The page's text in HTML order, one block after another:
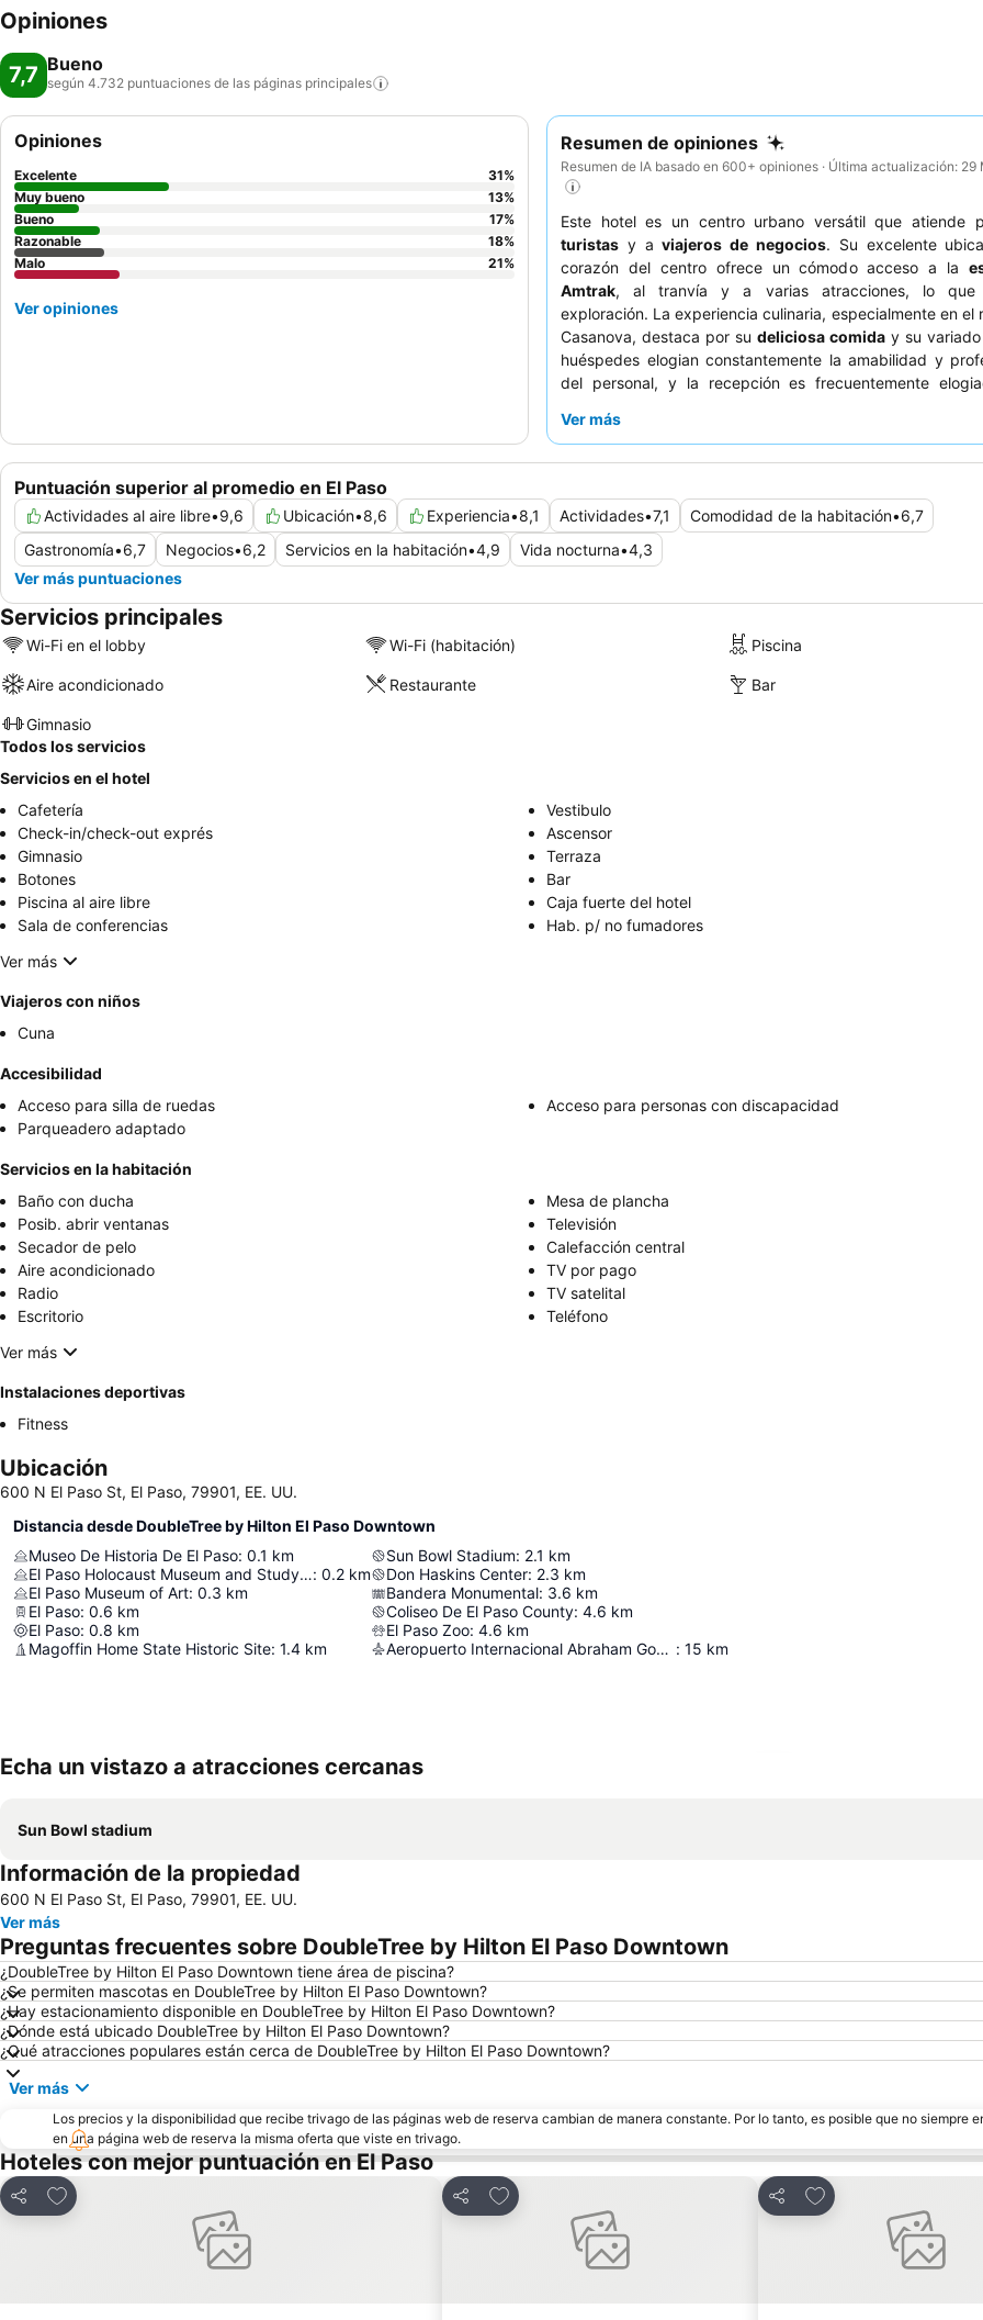
Opiniones
7,7 Bueno
según 4.732 puntuaciones de las páginas principales
Resumen de opiniones
Resumen de IA basado en 600+ opiniones · Última actualización: 29
Este hotel es un centro urbano versátil que atiende
turistas y aviajeros de negocios. Su excelente
corazón del centro ofrece un cómodo acceso a la
Amtrak, al tranvía y a varias atracciones, lo que
exploración. La experiencia culinaria, especialmente en el
Casanova, destaca por su deliciosa comida y su
huéspedes elogian constantemente la amabilidad y
del personal, y la recepción es frecuentemente
óptimas, se recomienda solicitar una habitación en un
Ver más
Puntuación superior al promedio en El Paso
Actividades al aire libre•9,6 Ubicación•8,6 Experiencia•8,1 Actividades•7,1 Comodidad de la habitación•6,7
Gastronomía•6,7 Negocios•6,2 Servicios en la habitación•4,9 Vida nocturna•4,3
Ver más puntuaciones
Opiniones
Excelente 31%
Muy bueno
13%
Bueno
17%
Razonable
18%
Malo
21%
Ver opiniones
Servicios principales
Wi-Fi en el lobby Wi-Fi (habitación) Piscina
Aire acondicionado Restaurante Bar
Gimnasio
Todos los servicios
Servicios en el hotel
Cafetería
Vestibulo
Check-in/check-out exprés
Ascensor
Gimnasio
Terraza
Botones
Bar
Piscina al aire libre
Caja fuerte del hotel
Sala de conferencias
Hab. p/ no fumadores
Ver más
Viajeros con niños
Cuna
Accesibilidad
Acceso para silla de ruedas
Acceso para personas con discapacidad
Parqueadero adaptado
Servicios en la habitación
Baño con ducha
Mesa de plancha
Posib. abrir ventanas
Televisión
Secador de pelo
Calefacción central
Aire acondicionado
TV por pago
Radio
TV satelital
Escritorio
Teléfono
Ver más
Instalaciones deportivas
Fitness
Ubicación
600 N El Paso St, El Paso, 79901, EE. UU.
Distancia desde DoubleTree by Hilton El Paso Downtown
Museo De Historia De El Paso: 0.1 km
El Paso Holocaust Museum and Study Center: 0.2 km
El Paso Museum of Art: 0.3 km
El Paso: 0.6 km
El Paso: 0.8 km
Magoffin Home State Historic Site: 1.4 km
Sun Bowl Stadium: 2.1 km
Don Haskins Center: 2.3 km
Bandera Monumental: 3.6 km
Coliseo De El Paso County: 4.6 km
El Paso Zoo: 4.6 km
Aeropuerto Internacional Abraham González : 15 km
Echa un vistazo a atracciones cercanas
Sun Bowl stadium
Información de la propiedad
600 N El Paso St, El Paso, 79901, EE. UU.
Ver más
Preguntas frecuentes sobre DoubleTree by Hilton El Paso Downtown
¿DoubleTree by Hilton El Paso Downtown tiene área de piscina?
¿Se permiten mascotas en DoubleTree by Hilton El Paso Downtown?
¿Hay estacionamiento disponible en DoubleTree by Hilton El Paso Downtown?
¿Dónde está ubicado DoubleTree by Hilton El Paso Downtown?
¿Qué atracciones populares están cerca de DoubleTree by Hilton El Paso Downtown?
Ver más
Los precios y la disponibilidad que recibe trivago de las páginas web de reserva cambian de manera constante. Por lo tanto, es posible que no siempre
en una página web de reserva la misma oferta que viste en trivago.
Hoteles con mejor puntuación en El Paso
Compartir
Agregar a favoritos
Compartir
Agregar a favoritos
Compartir
Agregar a favoritos